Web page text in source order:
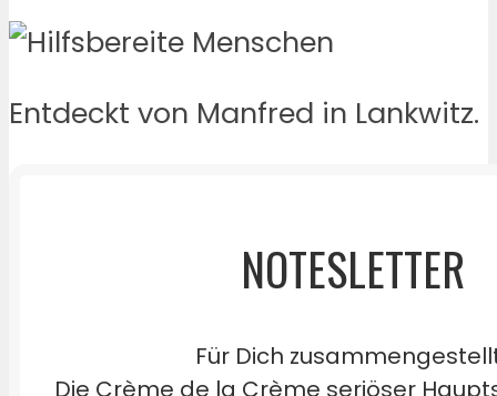
Entdeckt von Manfred in Lankwitz.
NOTESLETTER
Für Dich
Die Crème de la Crème seriöser